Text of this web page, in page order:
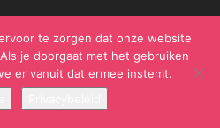
- Gericht Media 2017 - 2021
te zorgen dat onze website
je doorgaat met het gebruiken
er vanuit dat ermee instemt.